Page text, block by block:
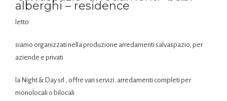
alberghi – residence
letto
siamo organizzati nella produzione arredamenti salvaspazio, per
aziende e privati
la Night & Day srl , offre vari servizi. arredamenti completi per
monolocali o bilocali